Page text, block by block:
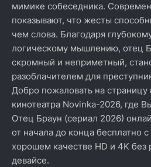
мимике собеседника.
показывают, что жесты
чем слова. Благодаря
логическому мышлению, отец
скромный и неприметный,
разоблачителем для
Добро пожаловать на страницу
кинотеатра Novinka-2026, где
Отец Браун (сериал 2026)
от начала до конца бесплатно
хорошем качестве HD и 4K
девайсе.